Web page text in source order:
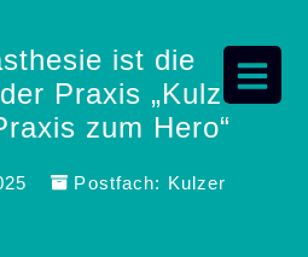
ist die
Praxis „Kulzer
zum Hero“
Postfach: Kulzer